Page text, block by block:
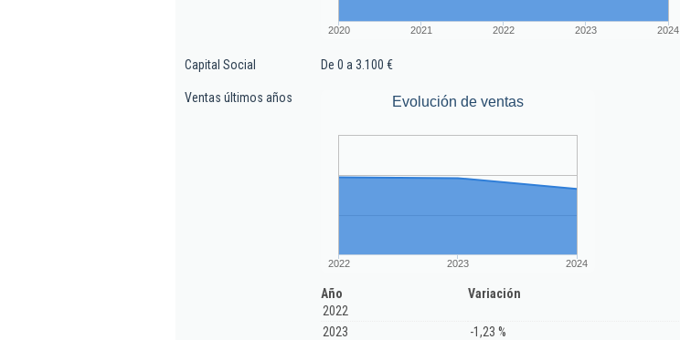
2020 2021 2022 2023 2024
Capital Social De 0 a 3.100 €
Ventas últimos años Evolución de ventas
2022 2023 2024
Año
Variación
2022
2023
-1,23 %